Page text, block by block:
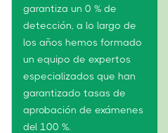
garantiza un 0 % de
detección, a lo largo de
los años hemos formado
un equipo de expertos
especializados que han
garantizado tasas de
aprobación de exámenes
del 100 %.